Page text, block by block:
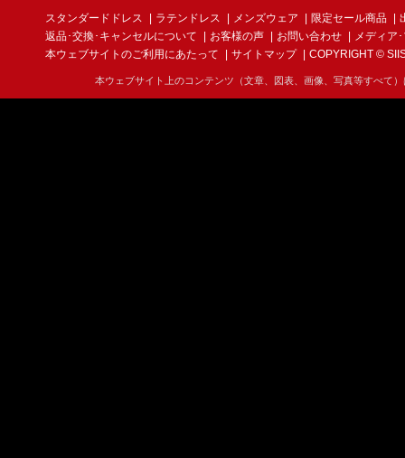
スタンダードドレス ラテンドレス メンズウェア 限定セール商品
返品･交換･キャンセルについて
お客様の声 お問い合わせ
メディア
本ウェブサイトのご利用にあたって
サイトマップ COPYRIGHT ©
本ウェブサイト上のコンテンツ（文章、図表、画像、写真等すべて